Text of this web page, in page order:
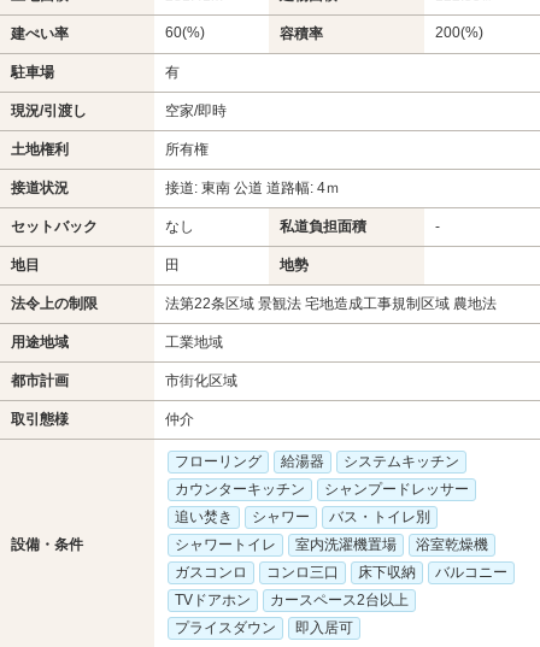
建ぺい率 60(%) 容積率 200(%)
駐車場 有
現況/引渡し 空家/即時
土地権利 所有権
接道状況 接道: 東南 公道 道路幅: 4ｍ
セットバック なし 私道負担面積 -
地目 田 地勢
法令上の制限 法第22条区域 景観法 宅地造成工事規制区域 農地法
用途地域 工業地域
都市計画 市街化区域
取引態様 仲介
設備・条件
フローリング 給湯器
システムキッチン
カウンターキッチン
シャンプードレッサー
追い焚き
シャワー
バス・トイレ別
シャワートイレ
室内洗濯機置場
浴室乾燥機
ガスコンロ
コンロ三口 床下収納
バルコニー
TVドアホン
カースペース2台以上
プライスダウン
即入居可